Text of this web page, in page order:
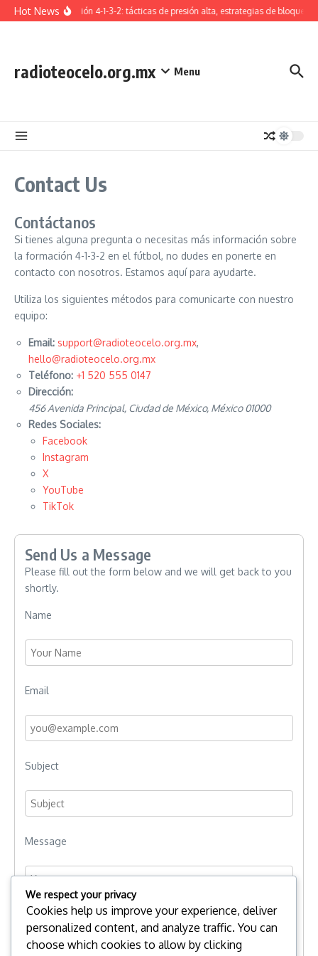
Skip to content
Hot NewsFormación 4-1-3-2: tácticas de presión alta, estrategias de bloque
radioteocelo.org.mx Menu
Contact Us
Contáctanos
Si tienes alguna pregunta o necesitas más información sobre
la formación 4-1-3-2 en el fútbol, no dudes en ponerte en
contacto con nosotros. Estamos aquí para ayudarte.
Utiliza los siguientes métodos para comunicarte con nuestro
equipo:
Email: support@radioteocelo.org.mx,
hello@radioteocelo.org.mx
Teléfono: +1 520 555 0147
Dirección:
456 Avenida Principal, Ciudad de México, México 01000
Redes Sociales:
Facebook
Instagram
X
YouTube
TikTok
Send Us a Message
Please fill out the form below and we will get back to you
shortly.
Name
Email
Subject
Message
We respect your privacy
Cookies help us improve your experience, deliver
personalized content, and analyze traffic. You can
choose which cookies to allow by clicking